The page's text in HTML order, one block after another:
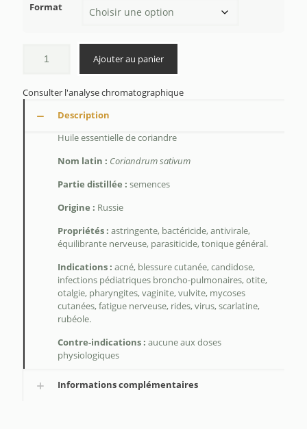
$18.45
Format
Ajouter au panier
Consulter l'analyse chromatographique
Description
Huile essentielle de coriandre
Nom latin : Coriandrum sativum
Partie distillée : semences
Origine : Russie
Propriétés : astringente, bactéricide, antivirale,
équilibrante nerveuse, parasiticide, tonique général.
Indications : acné, blessure cutanée, candidose,
infections pédiatriques broncho-pulmonaires, otite,
otalgie, pharyngites, vaginite, vulvite, mycoses
cutanées, fatigue nerveuse, rides, virus, scarlatine,
rubéole.
Contre-indications : aucune aux doses
physiologiques
Informations complémentaires